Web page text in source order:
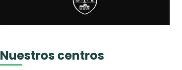
Nuestros centros